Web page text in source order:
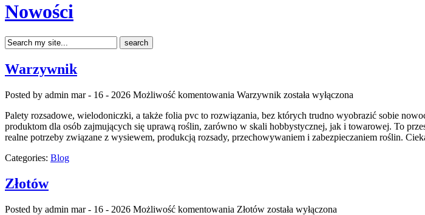
Nowości
Warzywnik
Posted by admin mar - 16 - 2026 Możliwość komentowania Warzywnik została wyłączona
Palety rozsadowe, wielodoniczki, a także folia pvc to rozwiązania, bez których trudno wyobrazić sobie
produktom dla osób zajmujących się uprawą roślin, zarówno w skali hobbystycznej, jak i towarowej. To
realne potrzeby związane z wysiewem, produkcją rozsady, przechowywaniem i zabezpieczaniem roślin.
Categories: Blog
Złotów
Posted by admin mar - 16 - 2026 Możliwość komentowania Złotów została wyłączona